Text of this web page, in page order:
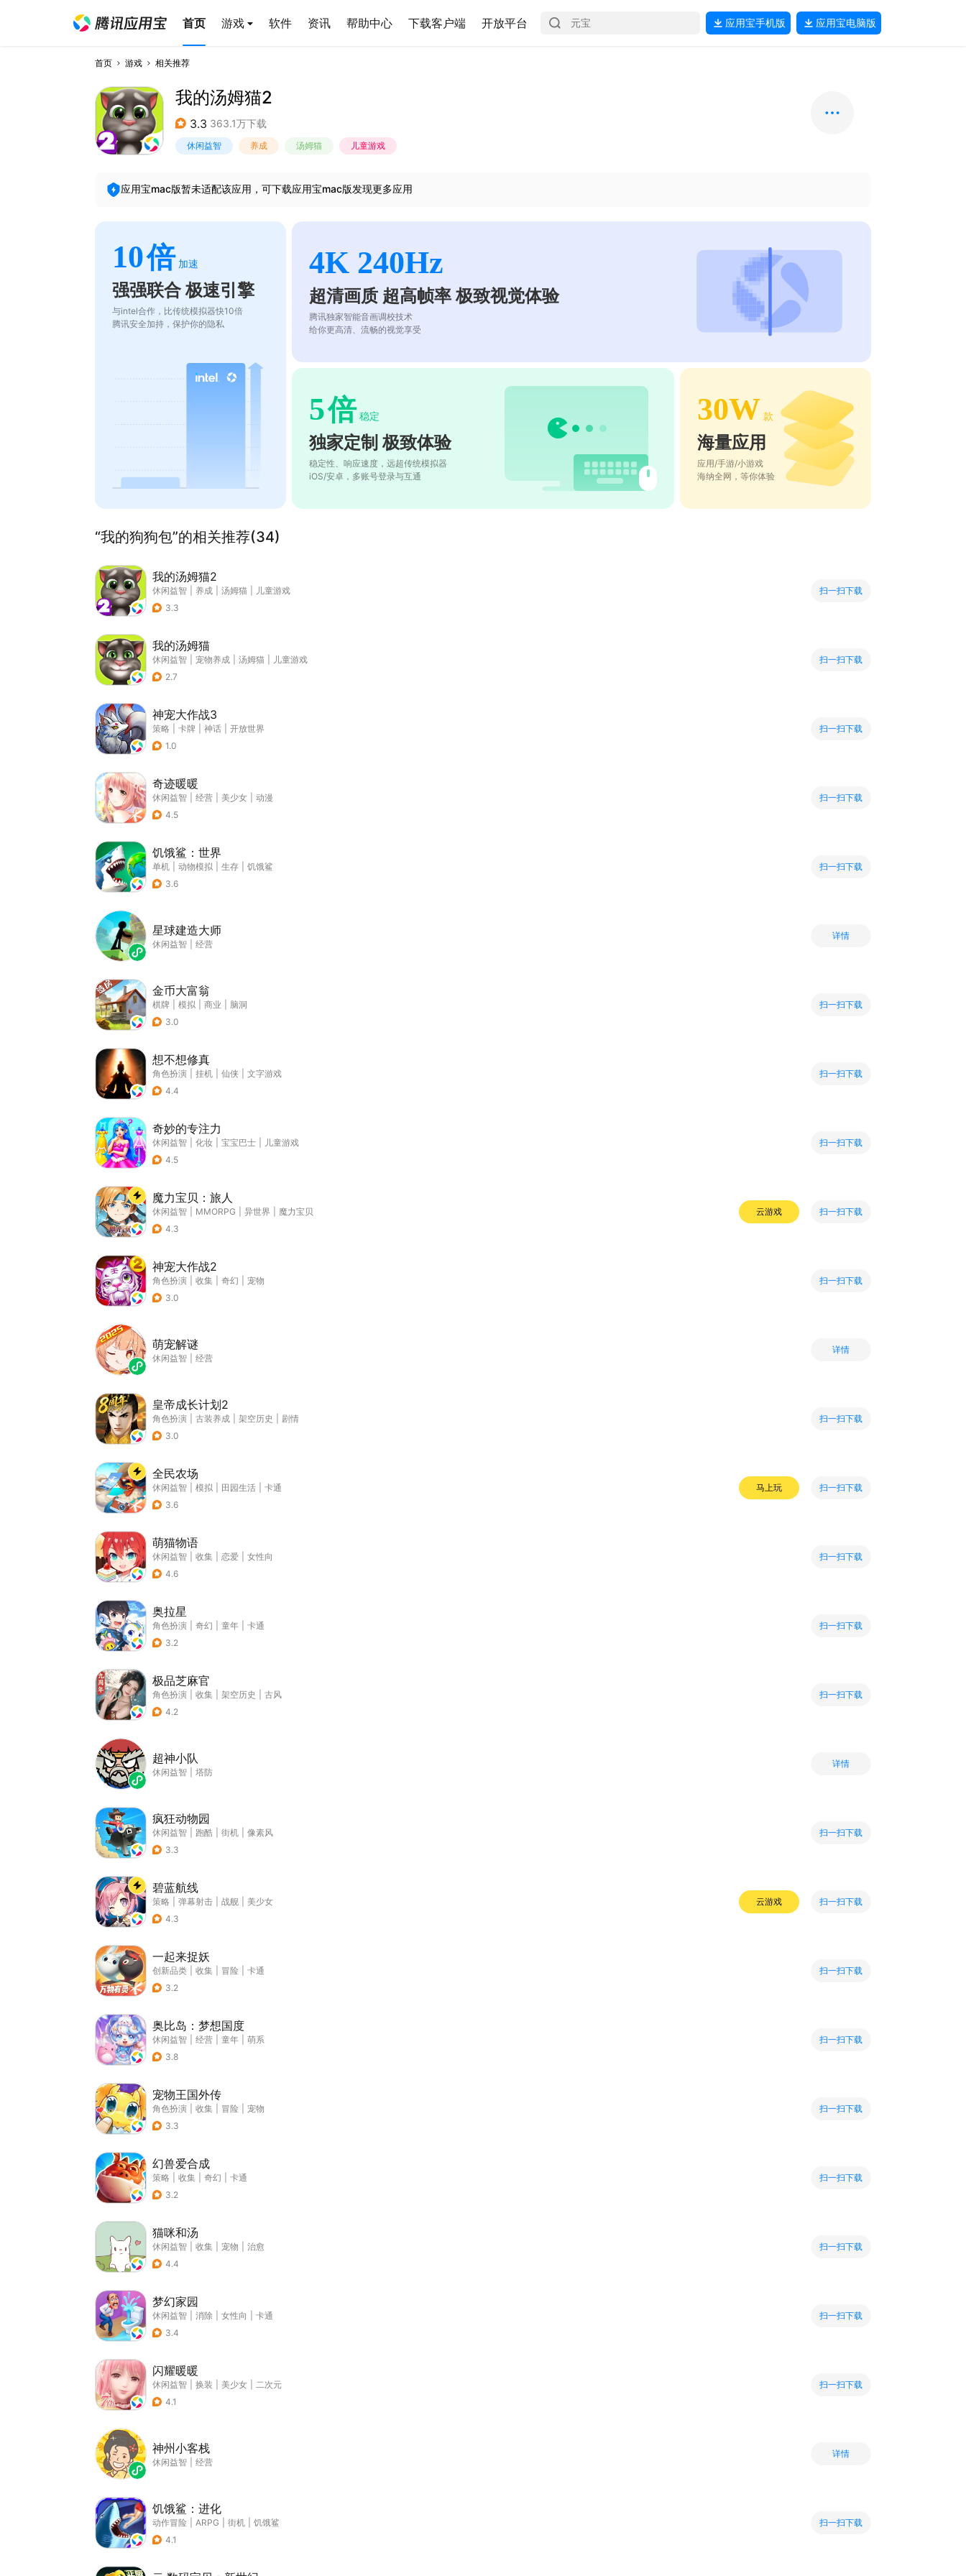
首页 游戏 软件 资讯 帮助中心 下载客户端 开放平台 应用宝手机版 应用宝电脑版
首页 游戏 相关推荐
我的汤姆猫2
3.3 363.1万下载
休闲益智 养成 汤姆猫 儿童游戏
应用宝mac版暂未适配该应用，可下载应用宝mac版发现更多应用
10倍 加速
强强联合 极速引擎
与intel合作，比传统模拟器快10倍
腾讯安全加持，保护你的隐私
4K 240Hz
超清画质 超高帧率 极致视觉体验
腾讯独家智能音画调校技术
给你更高清、流畅的视觉享受
5倍 稳定
独家定制 极致体验
稳定性、响应速度，远超传统模拟器
iOS/安卓，多账号登录与互通
30W 款
海量应用
应用/手游/小游戏
海纳全网，等你体验
“我的狗狗包”的相关推荐(34)
我的汤姆猫2
休闲益智 养成 汤姆猫
儿童游戏
3.3
扫一扫下载
我的汤姆猫
休闲益智 宠物养成 汤姆猫
儿童游戏
2.7
扫一扫下载
神宠大作战3
策略 卡牌 神话
开放世界
1.0
扫一扫下载
奇迹暖暖
休闲益智 经营 美少女
动漫
4.5
扫一扫下载
饥饿鲨：世界
单机 动物模拟 生存
饥饿鲨
3.6
扫一扫下载
星球建造大师
休闲益智 经营
详情
金币大富翁
棋牌 模拟 商业
脑洞
3.0
扫一扫下载
想不想修真
角色扮演 挂机 仙侠
文字游戏
4.4
扫一扫下载
奇妙的专注力
休闲益智 化妆 宝宝巴士
儿童游戏
4.5
扫一扫下载
魔力宝贝：旅人
休闲益智 MMORPG 异世界
魔力宝贝
4.3
云游戏 扫一扫下载
神宠大作战2
角色扮演 收集 奇幻
宠物
3.0
扫一扫下载
萌宠解谜
休闲益智 经营
详情
皇帝成长计划2
角色扮演 古装养成 架空历史
剧情
3.0
扫一扫下载
全民农场
休闲益智 模拟 田园生活
卡通
3.6
马上玩 扫一扫下载
萌猫物语
休闲益智 收集 恋爱
女性向
4.6
扫一扫下载
奥拉星
角色扮演 奇幻 童年
卡通
3.2
扫一扫下载
极品芝麻官
角色扮演 收集 架空历史
古风
4.2
扫一扫下载
超神小队
休闲益智 塔防
详情
疯狂动物园
休闲益智 跑酷 街机
像素风
3.3
扫一扫下载
碧蓝航线
策略 弹幕射击 战舰
美少女
4.3
云游戏 扫一扫下载
一起来捉妖
创新品类 收集 冒险
卡通
3.2
扫一扫下载
奥比岛：梦想国度
休闲益智 经营 童年
萌系
3.8
扫一扫下载
宠物王国外传
角色扮演 收集 冒险
宠物
3.3
扫一扫下载
幻兽爱合成
策略 收集 奇幻
卡通
3.2
扫一扫下载
猫咪和汤
休闲益智 收集 宠物
治愈
4.4
扫一扫下载
梦幻家园
休闲益智 消除 女性向
卡通
3.4
扫一扫下载
闪耀暖暖
休闲益智 换装 美少女
二次元
4.1
扫一扫下载
神州小客栈
休闲益智 经营
详情
饥饿鲨：进化
动作冒险 ARPG 街机
饥饿鲨
4.1
扫一扫下载